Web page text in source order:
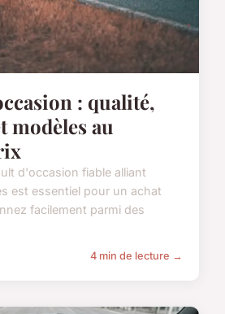
: qualité,
modèles au
d'occasion fiable alliant
est essentiel pour un achat
facilement parmi des
4 min de lecture →